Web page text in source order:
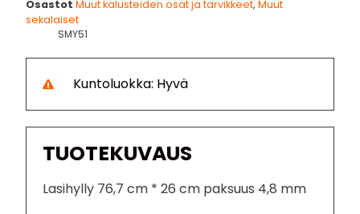
Osastot Muut kalusteiden osat ja tarvikkeet,Muut
sekalaiset
SMY51
Kuntoluokka: Hyvä
TUOTEKUVAUS
Lasihylly 76,7 cm * 26 cm paksuus 4,8 mm